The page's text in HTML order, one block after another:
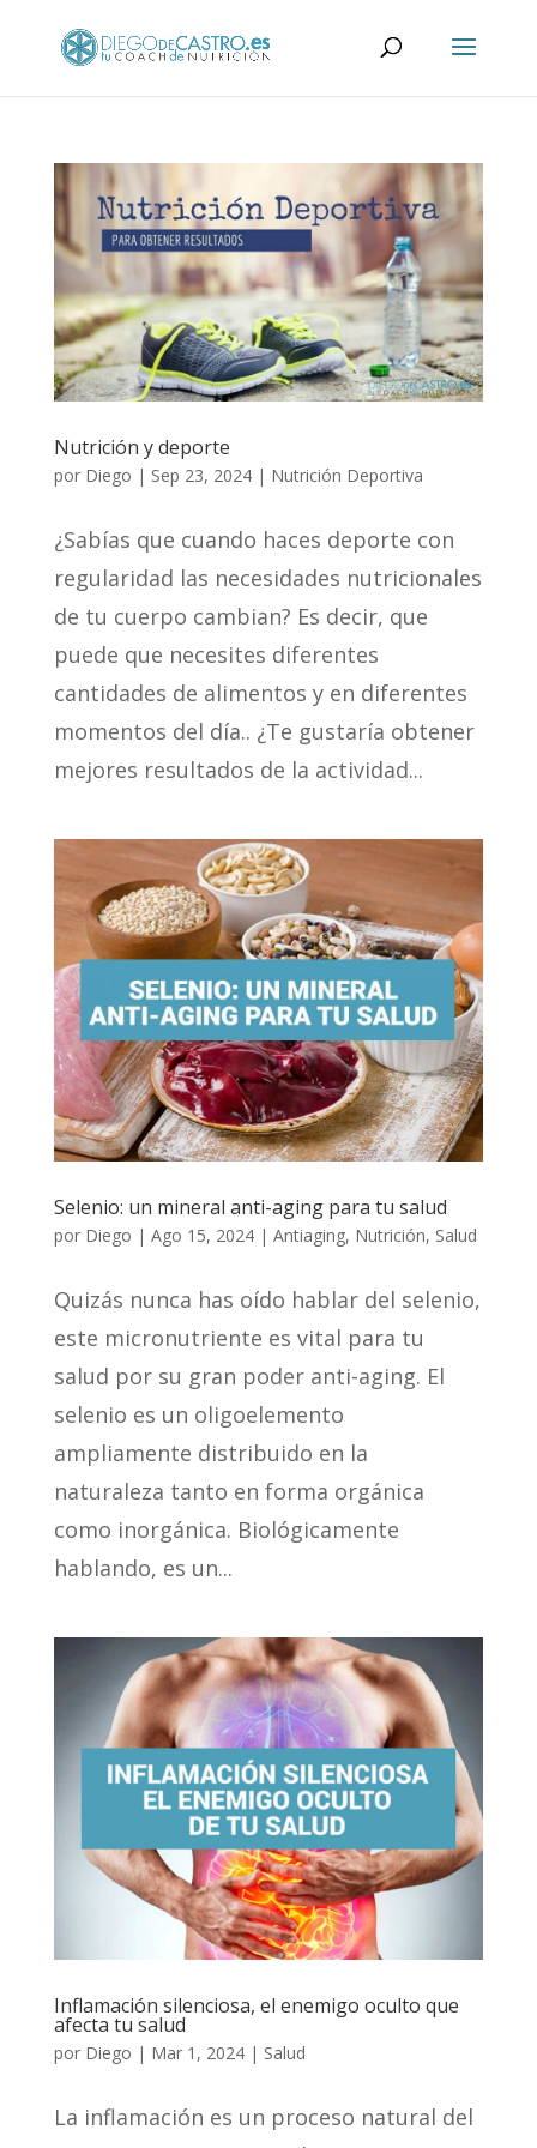
Nutrición y deporte
por Diego | Sep 23, 2024| Nutrición Deportiva
¿Sabías que cuando haces deporte con
regularidad las necesidades nutricionales
de tu cuerpo cambian? Es decir, que
puede que necesites diferentes
cantidades de alimentos y en diferentes
momentos del día.. ¿Te gustaría obtener
mejores resultados de la actividad...
Selenio: un mineral anti-aging para tu salud
por Diego | Ago 15, 2024| Antiaging, Nutrición, Salud
Quizás nunca has oído hablar del selenio,
este micronutriente es vital para tu
salud por su gran poder anti-aging. El
selenio es un oligoelemento
ampliamente distribuido en la
naturaleza tanto en forma orgánica
como inorgánica. Biológicamente
hablando, es un...
Inflamación silenciosa, el enemigo oculto que
afecta tu salud
por Diego | Mar 1, 2024| Salud
La inflamación es un proceso natural del